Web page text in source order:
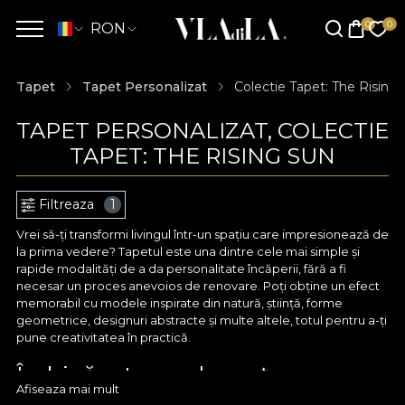
RON
Tapet Tapet Personalizat Colectie Tapet: The Rising
TAPET PERSONALIZAT, COLECTIE
TAPET: THE RISING SUN
Filtreaza 1
Vrei să-ți transformi livingul într-un spațiu care impresionează de
la prima vedere? Tapetul este una dintre cele mai simple și
rapide modalități de a da personalitate încăperii, fără a fi
necesar un proces anevoios de renovare. Poți obține un efect
memorabil cu modele inspirate din natură, știință, forme
geometrice, designuri abstracte și multe altele, totul pentru a-ți
pune creativitatea în practică.
Îmbină arta cu eleganța cu
Afiseaza mai mult